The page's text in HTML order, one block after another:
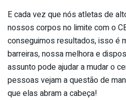
E cada vez que nós atletas de
nossos corpos no limite com o
conseguimos resultados, isso é
barreiras, nossa melhora e
assunto pode ajudar a mudar o
pessoas vejam a questão de
que elas abram a cabeça!